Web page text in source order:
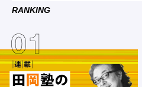
RANKING